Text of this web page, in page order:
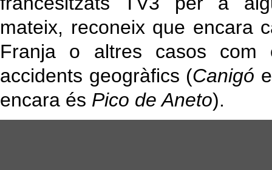
mateix, reconeix que encara
Franja o altres casos com
accidents geogràfics (Canigó
encara és Pico de Aneto).